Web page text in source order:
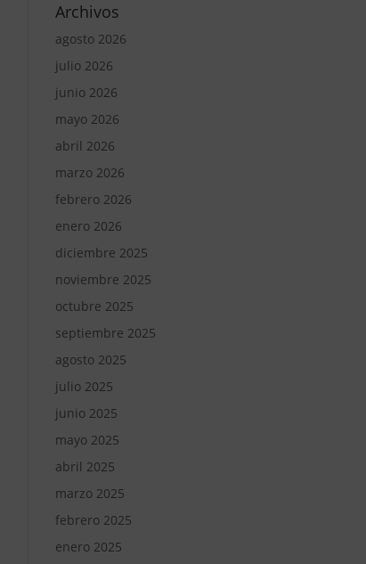
Archivos
agosto 2026
julio 2026
junio 2026
mayo 2026
abril 2026
marzo 2026
febrero 2026
enero 2026
diciembre 2025
noviembre 2025
octubre 2025
septiembre 2025
agosto 2025
julio 2025
junio 2025
mayo 2025
abril 2025
marzo 2025
febrero 2025
enero 2025